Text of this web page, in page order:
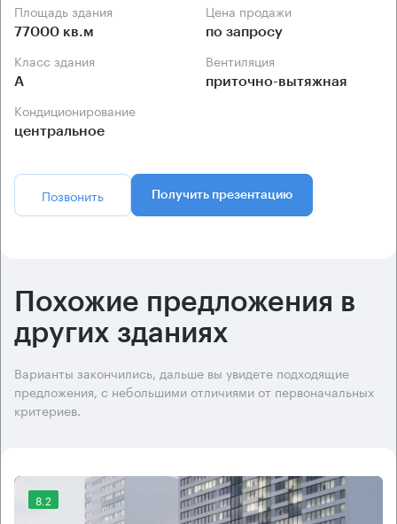
Площадь здания
77000 кв.м
Цена продажи
по запросу
Класс здания
А
Вентиляция
приточно-вытяжная
Кондиционирование
центральное
Позвонить Получить презентацию
Похожие предложения в
других зданиях
Варианты закончились, дальше вы увидете подходящие
предложения, с небольшими отличиями от первоначальных
критериев.
8.2